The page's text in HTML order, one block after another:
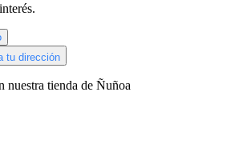
tu dirección
nuestra tienda de Ñuñoa